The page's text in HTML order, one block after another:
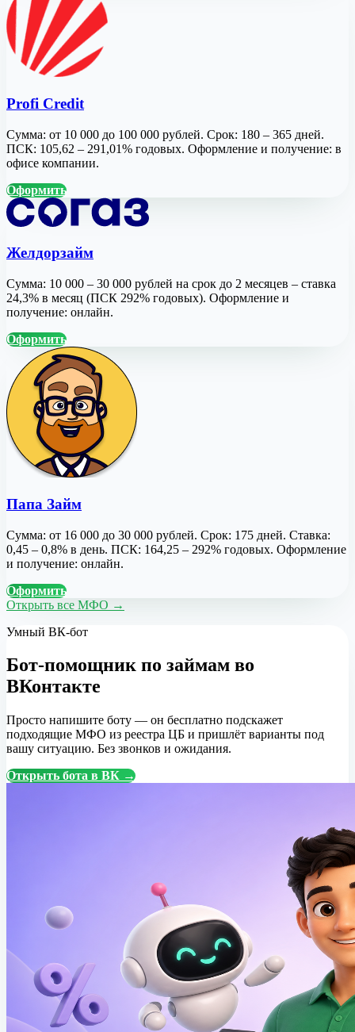
Profi Credit
Сумма: от 10 000 до 100 000 рублей. Срок: 180 – 365 дней.
ПСК: 105,62 – 291,01% годовых. Оформление и получение: в
офисе компании.
Оформить
Желдорзайм
Сумма: 10 000 – 30 000 рублей на срок до 2 месяцев – ставка
24,3% в месяц (ПСК 292% годовых). Оформление и
получение: онлайн.
Оформить
Папа Займ
Сумма: от 16 000 до 30 000 рублей. Срок: 175 дней. Ставка:
0,45 – 0,8% в день. ПСК: 164,25 – 292% годовых. Оформление
и получение: онлайн.
Оформить
Открыть все МФО →
Умный ВК-бот
Бот-помощник по займам во
ВКонтакте
Просто напишите боту — он бесплатно подскажет
подходящие МФО из реестра ЦБ и пришлёт варианты под
вашу ситуацию. Без звонков и ожидания.
Открыть бота в ВК →